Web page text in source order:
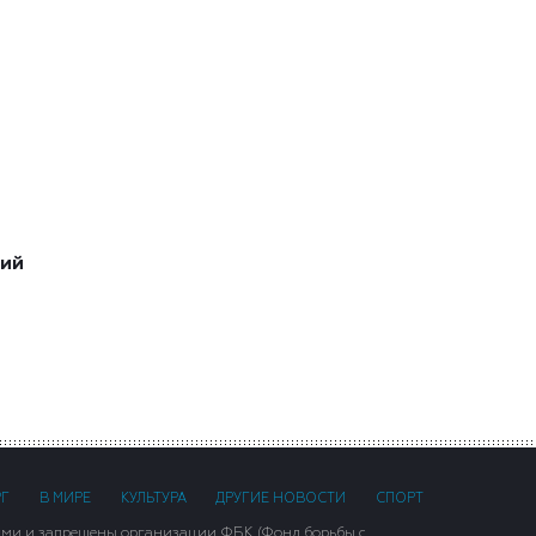
В МИРЕ КУЛЬТУРА ДРУГИЕ НОВОСТИ СПОРТ